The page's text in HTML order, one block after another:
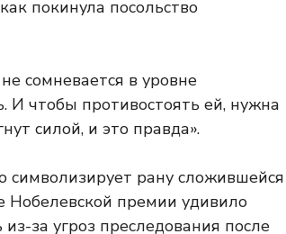
покинула посольство
сомневается в уровне
И чтобы противостоять ей, нужна
силой, и это правда».
символизирует рану сложившейся
Нобелевской премии удивило
за угроз преследования после